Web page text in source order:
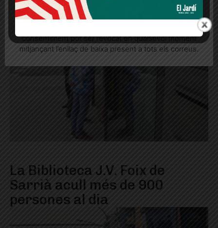
La Biblioteca J.V. Foix de
Sarrià acull més de 900
persones al dia
Quan l’usuari crea un compte al Diari el Jardí, dona el
seu consentiment explícit per rebre comunicacions
consentiment pot ser revocat en qualsevol moment
mitjançant l’enllaç de baixa present a tots els correus.